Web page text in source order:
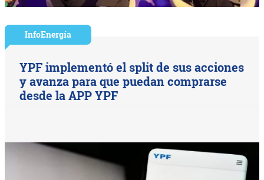
InfoEnergía
YPF implementó el split de sus acciones
y avanza para que puedan comprarse
desde la APP YPF